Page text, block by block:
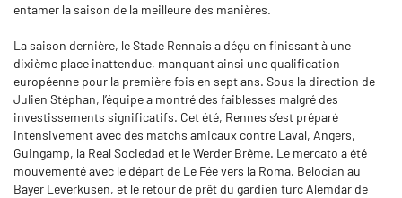
entamer la saison de la meilleure des manières.
La saison dernière, le Stade Rennais a déçu en finissant à une
dixième place inattendue, manquant ainsi une qualification
européenne pour la première fois en sept ans. Sous la direction de
Julien Stéphan, l’équipe a montré des faiblesses malgré des
investissements significatifs. Cet été, Rennes s’est préparé
intensivement avec des matchs amicaux contre Laval, Angers,
Guingamp, la Real Sociedad et le Werder Brême. Le mercato a été
mouvementé avec le départ de Le Fée vers la Roma, Belocian au
Bayer Leverkusen, et le retour de prêt du gardien turc Alemdar de